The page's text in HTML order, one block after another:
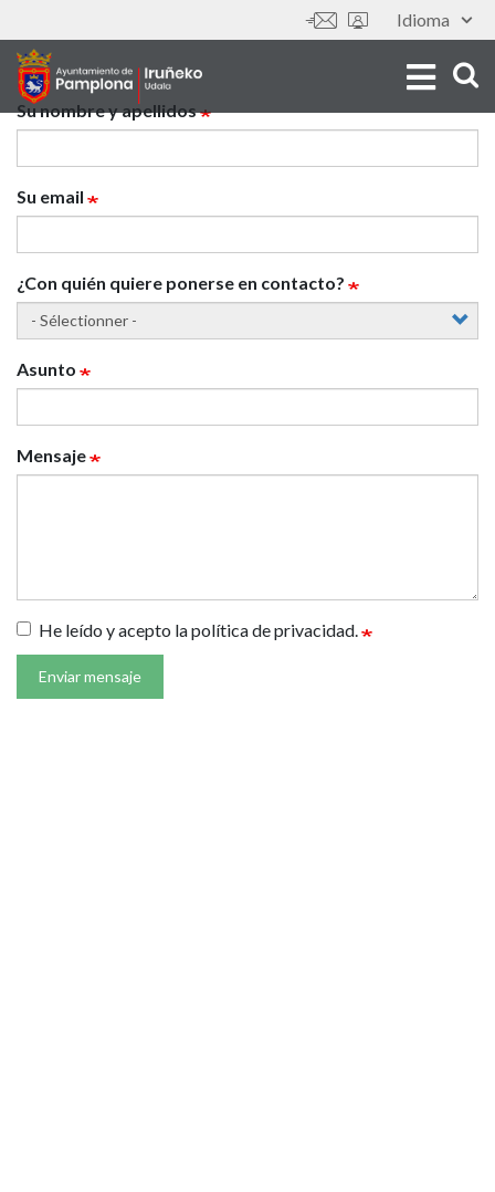
au
contenu
principal
Idioma
Outils
Ponte
en
contacto
con
...
Su nombre y apellidos
Su email
¿Con quién quiere ponerse en contacto?
Asunto
Mensaje
He leído y acepto la política de privacidad.
Enviar mensaje